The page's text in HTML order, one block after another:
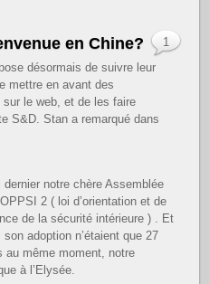
en Chine?
désormais de suivre leur
mettre en avant des
le web, et de les faire
S&D. Stan a remarqué dans
notre chère Assemblée
2 ( loi d’orientation et de
de la sécurité intérieure ) . Et
adoption n’étaient que 27
au même moment, notre
à l’Elysée.
1